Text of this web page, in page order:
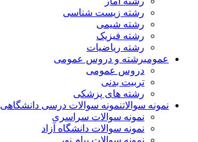
رشته زیست شناسی
رشته شیمی
رشته فیزیک
رشته ریاضیات
عمومیرشته و دروس عمومی
دروس عمومی
تربیت بدنی
رشته های پزشکی
نمونه سوالاتنمونه سوالات درسی دانشگاهی
نمونه سوالات سراسری
نمونه سوالات دانشگاه آزاد